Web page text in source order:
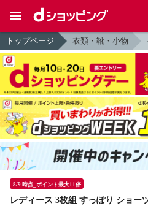
トップページ 衣類・靴・小物
8/9 時点_ポイント最大11倍
レディース 3枚組 すっぽり ショー